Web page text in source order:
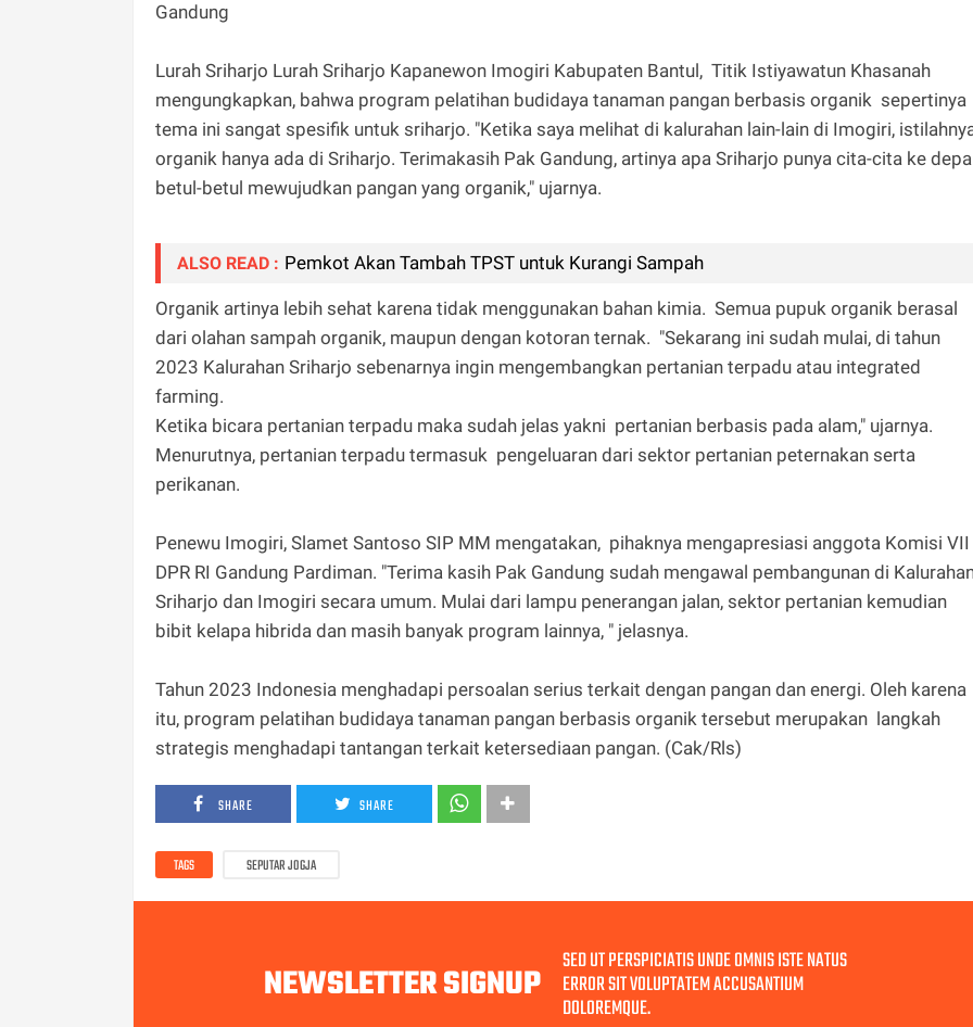
Gandung
Lurah Sriharjo Lurah Sriharjo Kapanewon Imogiri Kabupaten Bantul, Titik Istiyawatun Khasanah
mengungkapkan, bahwa program pelatihan budidaya tanaman pangan berbasis organik sepertinya
tema ini sangat spesifik untuk sriharjo. "Ketika saya melihat di kalurahan lain-lain di Imogiri,
organik hanya ada di Sriharjo. Terimakasih Pak Gandung, artinya apa Sriharjo punya cita-cita ke
betul-betul mewujudkan pangan yang organik," ujarnya.
ALSO READ : Pemkot Akan Tambah TPST untuk Kurangi Sampah
Organik artinya lebih sehat karena tidak menggunakan bahan kimia. Semua pupuk organik berasal
dari olahan sampah organik, maupun dengan kotoran ternak. "Sekarang ini sudah mulai, di tahun
2023 Kalurahan Sriharjo sebenarnya ingin mengembangkan pertanian terpadu atau integrated
farming.
Ketika bicara pertanian terpadu maka sudah jelas yakni pertanian berbasis pada alam," ujarnya.
Menurutnya, pertanian terpadu termasuk pengeluaran dari sektor pertanian peternakan serta
perikanan.
Penewu Imogiri, Slamet Santoso SIP MM mengatakan, pihaknya mengapresiasi anggota Komisi VII
DPR RI Gandung Pardiman. "Terima kasih Pak Gandung sudah mengawal pembangunan di
Sriharjo dan Imogiri secara umum. Mulai dari lampu penerangan jalan, sektor pertanian kemudian
bibit kelapa hibrida dan masih banyak program lainnya, " jelasnya.
Tahun 2023 Indonesia menghadapi persoalan serius terkait dengan pangan dan energi. Oleh karena
itu, program pelatihan budidaya tanaman pangan berbasis organik tersebut merupakan langkah
strategis menghadapi tantangan terkait ketersediaan pangan. (Cak/Rls)
SHARE SHARE
TAGS SEPUTAR JOGJA
NEWSLETTER SIGNUP SED UT PERSPICIATIS UNDE OMNIS ISTE NATUS
ERROR SIT VOLUPTATEM ACCUSANTIUM
DOLOREMQUE.